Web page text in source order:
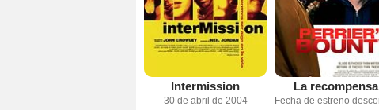
Intermission
30 de abril de 2004
La recompensa